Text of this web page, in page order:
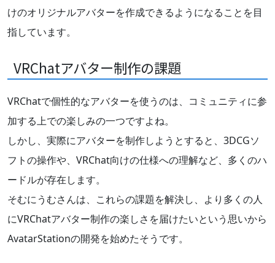
けのオリジナルアバターを作成できるようになることを目
指しています。
VRChatアバター制作の課題
VRChatで個性的なアバターを使うのは、コミュニティに参
加する上での楽しみの一つですよね。
しかし、実際にアバターを制作しようとすると、3DCGソ
フトの操作や、VRChat向けの仕様への理解など、多くのハ
ードルが存在します。
そむにうむさんは、これらの課題を解決し、より多くの人
にVRChatアバター制作の楽しさを届けたいという思いから
AvatarStationの開発を始めたそうです。